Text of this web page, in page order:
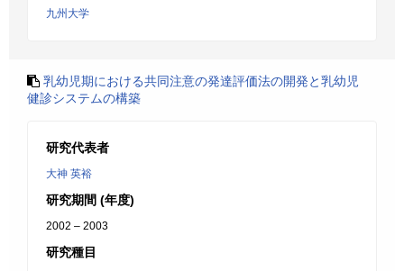
九州大学
乳幼児期における共同注意の発達評価法の開発と乳幼児
健診システムの構築
研究代表者
大神 英裕
研究期間 (年度)
2002 – 2003
研究種目